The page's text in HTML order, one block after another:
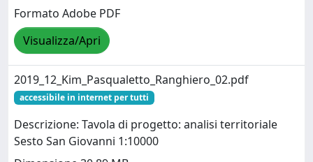
Formato Adobe PDF
Visualizza/Apri
2019_12_Kim_Pasqualetto_Ranghiero_02.pdf
accessibile in internet per tutti
Descrizione: Tavola di progetto: analisi territoriale
Sesto San Giovanni 1:10000